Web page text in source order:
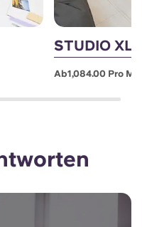
STUDIO XL
Ab1,084.00 Pro